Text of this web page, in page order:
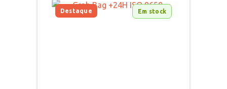
Destaque Em stock